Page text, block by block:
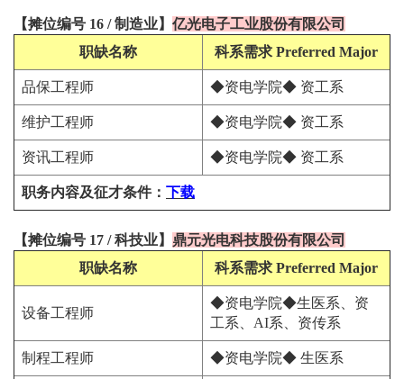
【摊位编号 16 /制造业】 亿光电子工业股份有限公司
职缺名称
科系需求 Preferred Major
品保工程师 ◆资电学院◆ 资工系
维护工程师 ◆资电学院◆ 资工系
资讯工程师 ◆资电学院◆ 资工系
职务内容及征才条件： 下载
【摊位编号 17 /科技业】 鼎元光电科技股份有限公司
职缺名称
科系需求 Preferred Major
设备工程师
◆资电学院◆生医系、资
工系、AI系、资传系
制程工程师 ◆资电学院◆ 生医系